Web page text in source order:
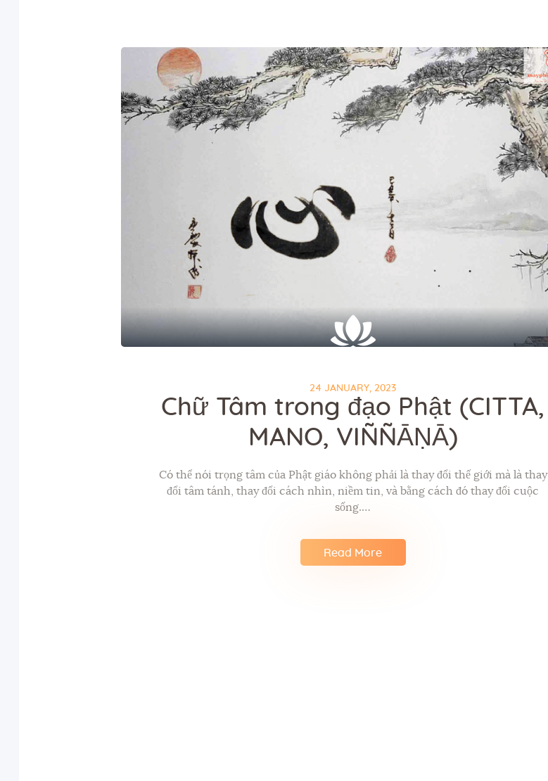
24 JANUARY, 2023
Chữ Tâm trong đạo Phật (CITTA,
MANO, VIÑÑĀṆĀ)
Có thể nói trọng tâm của Phật giáo không phải là thay đổi thế giới mà là thay
đổi tâm tánh, thay đổi cách nhìn, niềm tin, và bằng cách đó thay đổi cuộc
sống.…
Read More